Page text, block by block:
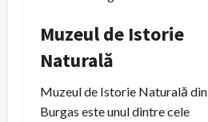
Muzeul de Istorie
Naturală
Muzeul de Istorie Naturală din
Burgas este unul dintre cele